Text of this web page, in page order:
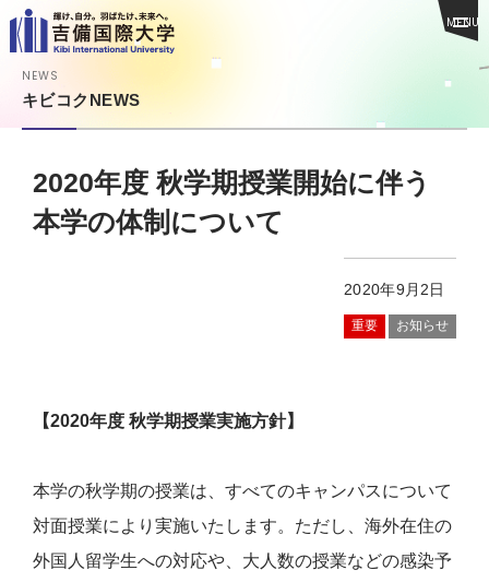
MENU
NEWS
キビコクNEWS
2020年度 秋学期授業開始に伴う
本学の体制について
2020年9月2日
重要 お知らせ
【2020年度 秋学期授業実施方針】
本学の秋学期の授業は、すべてのキャンパスについて
対面授業により実施いたします。ただし、海外在住の
外国人留学生への対応や、大人数の授業などの感染予